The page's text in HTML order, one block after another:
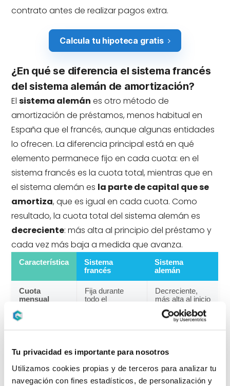
Tu privacidad es importante para nosotros
Utilizamos cookies propias y de terceros para analizar tu
navegación con fines estadísticos, de personalización y
contrato antes de realizar pagos extra.
Calcula tu hipoteca gratis
¿En qué se diferencia el sistema francés
del sistema alemán de amortización?
Elsistema alemán es otro método de
amortización de préstamos, menos habitual en
España que el francés, aunque algunas entidades
lo ofrecen. La diferencia principal está en qué
elemento permanece fijo en cada cuota: en el
sistema francés es la cuota total, mientras que en
el sistema alemán es la parte de capital que se
amortiza, que es igual en cada cuota. Como
resultado, la cuota total del sistema alemán es
decreciente: más alta al principio del préstamo y
cada vez más baja a medida que avanza.
Característica
Sistema
francés
Sistema
alemán
Cuota
mensual
Fija durante
todo el
Decreciente,
más alta al inicio
Total de
intereses
pagados
Mayor, a
igualdad de
importe, tipo y
plazo
Menor, al
reducirse antes
el capital
pendiente